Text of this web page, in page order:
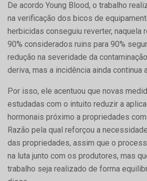
De acordo Young Blood, o trabalho
na verificação dos bicos de
herbicidas conseguiu reverter, naquela
90% considerados ruins para 90%
redução na severidade da
deriva, mas a incidência ainda continua
Por isso, ele acentuou que novas
estudadas com o intuito reduzir a
hormonais próximo a propriedades
Razão pela qual reforçou a
das propriedades, assim que o
na luta junto com os produtores, mas
trabalho seja realizado de forma